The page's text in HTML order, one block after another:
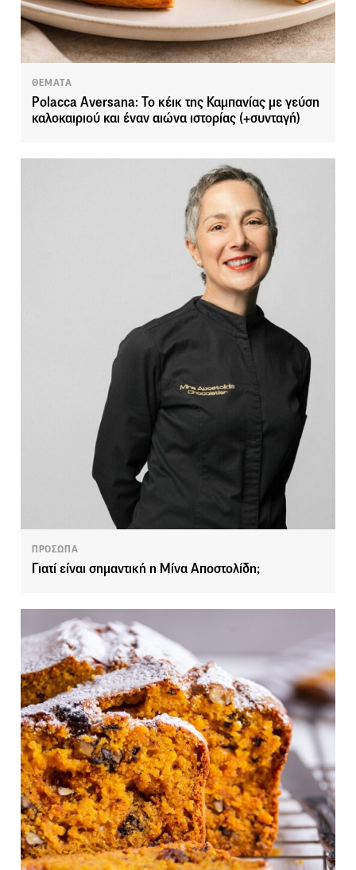
ΘΕΜΑΤΑ
Polacca Aversana: Το κέικ της Καμπανίας με γεύση
καλοκαιριού και έναν αιώνα ιστορίας (+συνταγή)
ΠΡΟΣΩΠΑ
Γιατί είναι σημαντική η Μίνα Αποστολίδη;